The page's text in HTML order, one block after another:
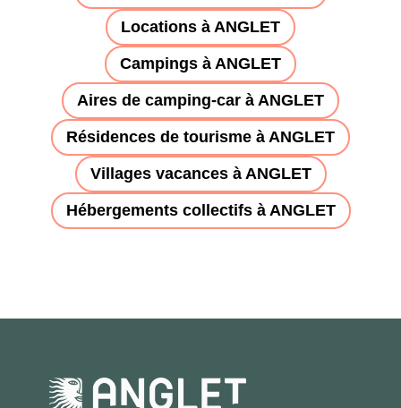
Locations à ANGLET
Campings à ANGLET
Aires de camping-car à ANGLET
Résidences de tourisme à ANGLET
Villages vacances à ANGLET
Hébergements collectifs à ANGLET